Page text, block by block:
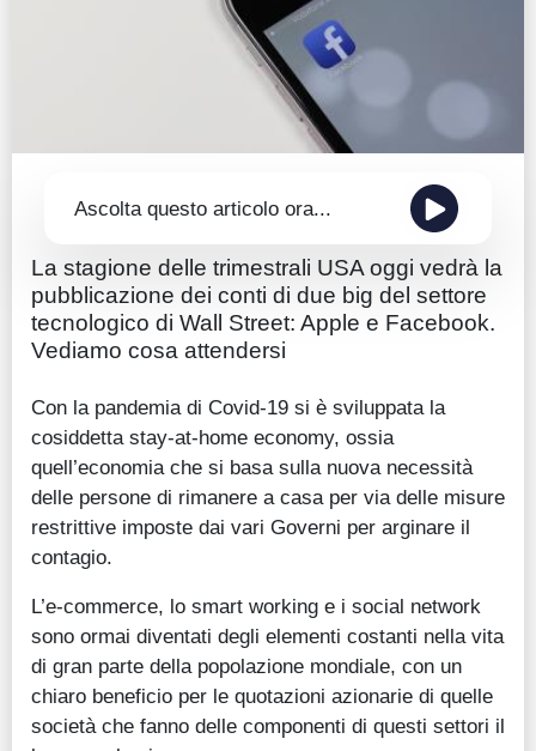
Ascolta questo articolo ora...
La stagione delle trimestrali USA oggi vedrà la
pubblicazione dei conti di due big del settore
tecnologico di Wall Street: Apple e Facebook.
Vediamo cosa attendersi
Con la pandemia di Covid-19 si è sviluppata la
cosiddetta stay-at-home economy, ossia
quell’economia che si basa sulla nuova necessità
delle persone di rimanere a casa per via delle misure
restrittive imposte dai vari Governi per arginare il
contagio.
L’e-commerce, lo smart working e i social network
sono ormai diventati degli elementi costanti nella vita
di gran parte della popolazione mondiale, con un
chiaro beneficio per le quotazioni azionarie di quelle
società che fanno delle componenti di questi settori il